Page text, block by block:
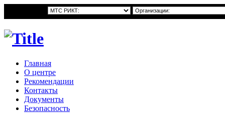
Главная
О центре
Рекомендации
Контакты
Документы
Безопасность